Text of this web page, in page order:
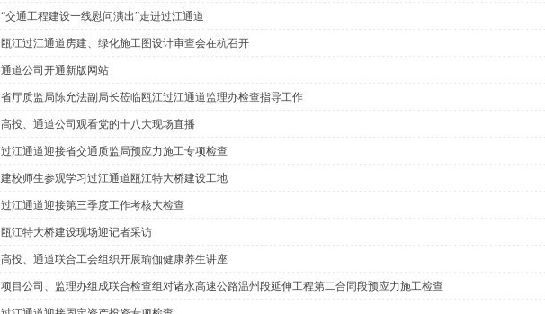
“交通工程建设一线慰问演出”走进过江通道
瓯江过江通道房建、绿化施工图设计审查会在杭召开
通道公司开通新版网站
省厅质监局陈允法副局长莅临瓯江过江通道监理办检查指导工作
高投、通道公司观看党的十八大现场直播
过江通道迎接省交通质监局预应力施工专项检查
建校师生参观学习过江通道瓯江特大桥建设工地
过江通道迎接第三季度工作考核大检查
瓯江特大桥建设现场迎记者采访
高投、通道联合工会组织开展瑜伽健康养生讲座
项目公司、监理办组成联合检查组对诸永高速公路温州段延伸工程第二合同段预应力施工检查